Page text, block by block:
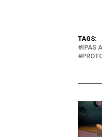
TAGS:
IPAS